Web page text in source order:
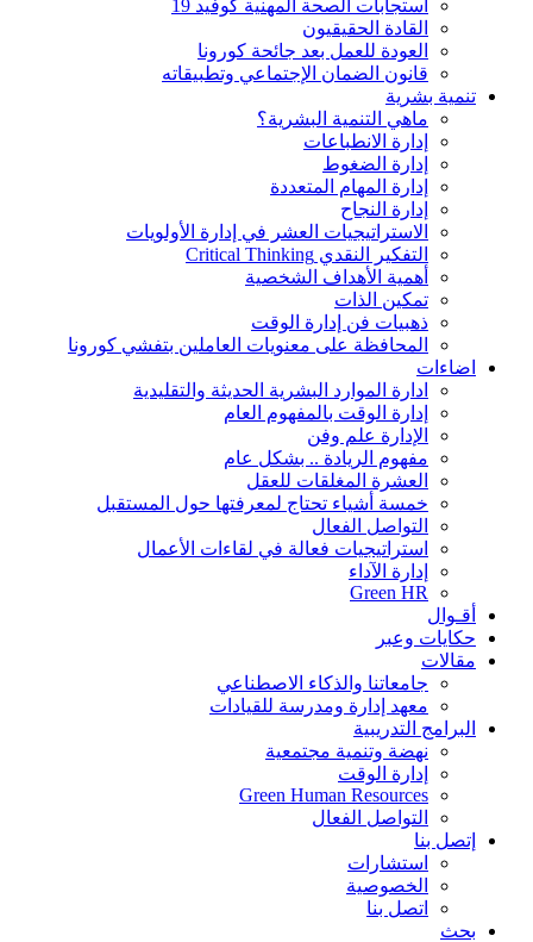
استجابات الصحة المهنية كوفيد 19
القادة الحقيقيون
العودة للعمل بعد جائحة كورونا
قانون الضمان الإجتماعي وتطبيقاته
تنمية بشرية
ماهي التنمية البشرية؟
إدارة الانطباعات
إدارة الضغوط
إدارة المهام المتعددة
إدارة النجاح
الاستراتيجيات العشر في إدارة الأولويات
التفكير النقدي Critical Thinking
أهمية الأهداف الشخصية
تمكين الذات
ذهبيات فن إدارة الوقت
المحافظة على معنويات العاملين بتفشي كورونا
اضاءات
ادارة الموارد البشرية الحديثة والتقليدية
إدارة الوقت بالمفهوم العام
الإدارة علم وفن
مفهوم الريادة .. بشكل عام
العشرة المغلقات للعقل
خمسة أشياء تحتاج لمعرفتها حول المستقبل
التواصل الفعال
استراتيجيات فعالة في لقاءات الأعمال
إدارة الآداء
Green HR
أقـوال
حكايات وعبر
مقالات
جامعاتنا والذكاء الاصطناعي
معهد إدارة ومدرسة للقيادات
البرامج التدريبية
نهضة وتنمية مجتمعية
إدارة الوقت
Green Human Resources
التواصل الفعال
إتصل بنا
استشارات
الخصوصية
اتصل بنا
بحث